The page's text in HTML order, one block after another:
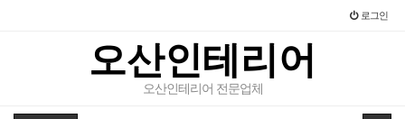
로그인
오산인테리어
오산인테리어 전문업체